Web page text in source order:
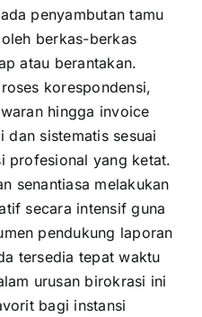
penyambutan tamu
berkas-berkas
atau berantakan.
korespondensi,
hingga invoice
dan sistematis sesuai
profesional yang ketat.
senantiasa melakukan
secara intensif guna
pendukung laporan
tersedia tepat waktu
urusan birokrasi ini
bagi instansi